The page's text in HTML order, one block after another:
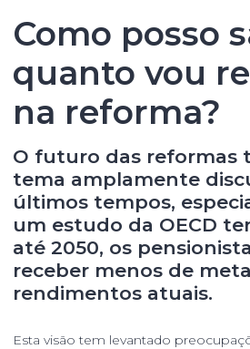
Como posso
quanto vou
na reforma?
O futuro das reformas
tema amplamente
últimos tempos,
um estudo da OECD
até 2050, os
receber menos de
rendimentos atuais.
Esta visão tem levantado